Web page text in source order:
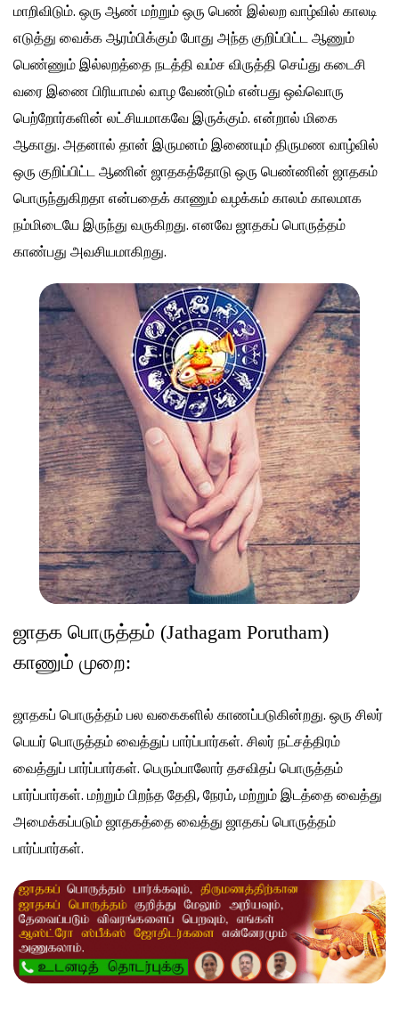
மாறிவிடும். ஒரு ஆண் மற்றும் ஒரு பெண் இல்லற வாழ்வில் காலடி
எடுத்து வைக்க ஆரம்பிக்கும் போது அந்த குறிப்பிட்ட ஆணும்
பெண்ணும் இல்லறத்தை நடத்தி வம்ச விருத்தி செய்து கடைசி
வரை இணை பிரியாமல் வாழ வேண்டும் என்பது ஒவ்வொரு
பெற்றோர்களின் லட்சியமாகவே இருக்கும். என்றால் மிகை
ஆகாது. அதனால் தான் இருமனம் இணையும் திருமண வாழ்வில்
ஒரு குறிப்பிட்ட ஆணின் ஜாதகத்தோடு ஒரு பெண்ணின் ஜாதகம்
பொருந்துகிறதா என்பதைக் காணும் வழக்கம் காலம் காலமாக
நம்மிடையே இருந்து வருகிறது. எனவே ஜாதகப் பொருத்தம்
காண்பது அவசியமாகிறது.
ஜாதக பொருத்தம் (Jathagam Porutham)
காணும் முறை:
ஜாதகப் பொருத்தம் பல வகைகளில் காணப்படுகின்றது. ஒரு சிலர்
பெயர் பொருத்தம் வைத்துப் பார்ப்பார்கள். சிலர் நட்சத்திரம்
வைத்துப் பார்ப்பார்கள். பெரும்பாலோர் தசவிதப் பொருத்தம்
பார்ப்பார்கள். மற்றும் பிறந்த தேதி, நேரம், மற்றும் இடத்தை வைத்து
அமைக்கப்படும் ஜாதகத்தை வைத்து ஜாதகப் பொருத்தம்
பார்ப்பார்கள்.